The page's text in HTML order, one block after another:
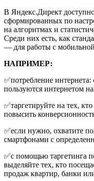
В Яндекс.Директ
сформированных по
на алгоритмах и
Среди них есть, как
— для работы с
НАПРИМЕР:
✅потребление
пользуются интернетом
✅таргетируйте на тех,
повысить
✅если нужно, охватите
смартфонами с
✅с помощью таргетинга
выделяйте тех, кто
продаж квартир, банки